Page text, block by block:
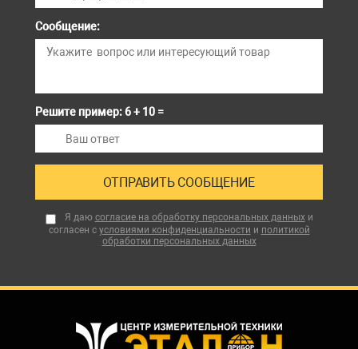
Сообщение:
Решите пример: 6 + 10 =
Я даю согласие на обработку персональных данныхи
согласен с условиями конфиденциальности и политикой
обработки персональных данных